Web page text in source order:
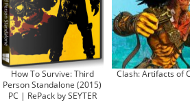
How To Survive: Third
Person Standalone (2015)
PC | RePack by SEYTER
Clash: Artifacts of